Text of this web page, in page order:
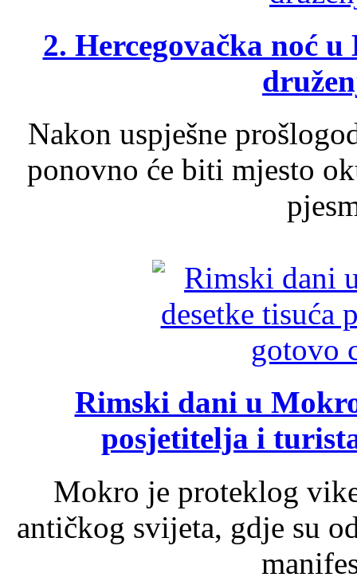
2. Hercegovačka noć
Nakon uspješne
ponovno će biti mjesto
Rimski dani u
posjetitelja i
Mokro je proteklog
antičkog svijeta, gdje su